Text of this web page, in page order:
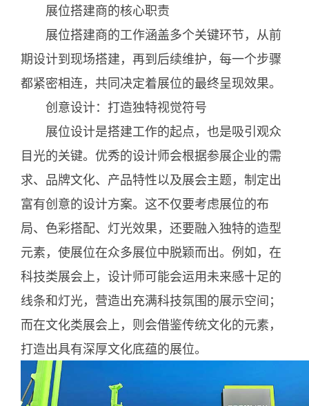
展位搭建商的核心职责
展位搭建商的工作涵盖多个关键环节，从前
期设计到现场搭建，再到后续维护，每一个步骤
都紧密相连，共同决定着展位的最终呈现效果。
创意设计：打造独特视觉符号
展位设计是搭建工作的起点，也是吸引观众
目光的关键。优秀的设计师会根据参展企业的需
求、品牌文化、产品特性以及展会主题，制定出
富有创意的设计方案。这不仅要考虑展位的布
局、色彩搭配、灯光效果，还要融入独特的造型
元素，使展位在众多展位中脱颖而出。例如，在
科技类展会上，设计师可能会运用未来感十足的
线条和灯光，营造出充满科技氛围的展示空间；
而在文化类展会上，则会借鉴传统文化的元素，
打造出具有深厚文化底蕴的展位。